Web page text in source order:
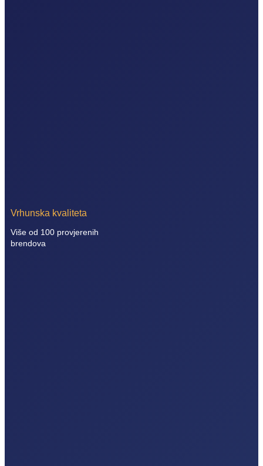
Vrhunska kvaliteta
Više od 100 provjerenih
brendova